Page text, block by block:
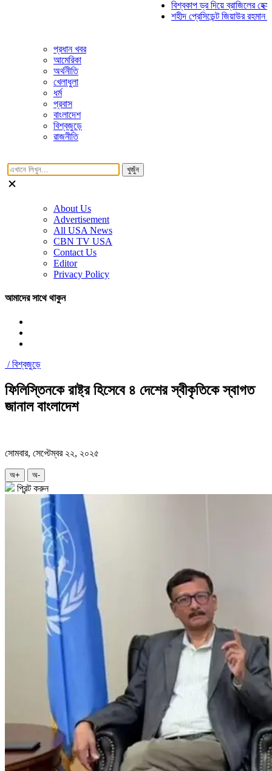
বিশ্বকাপ ড্র দিয়ে ব্রাজিলের হেক্সা
শহীদ প্রেসিডেন্ট জিয়াউর রহমান
প্রধান খবর
আমেরিকা
অর্থনীতি
খেলাধুলা
ধর্ম
প্রবাস
বাংলাদেশ
বিশ্বজুড়ে
রাজনীতি
খুজুঁন
About Us
Advertisement
All USA News
CBN TV USA
Contact Us
Editor
Privacy Policy
আমাদের সাথে থাকুন
/বিশ্বজুড়ে
ফিলিস্তিনকে রাষ্ট্র হিসেবে ৪ দেশের স্বীকৃতিকে স্বাগত
জানাল বাংলাদেশ
সোমবার, সেপ্টেম্বর ২২, ২০২৫
অ+ অ-
প্রিন্ট করুন